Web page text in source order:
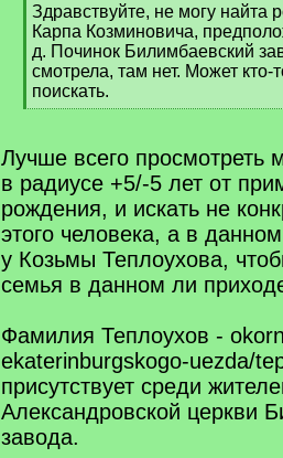
[
q
]
Здравствуйте, не могу найта
Карпа Козминовича,
д. Починок Билимбаевский
смотрела, там нет. Может кто-
поискать.
[
q
]
Лучше всего просмотреть
в радиусе +5/-5 лет от
рождения, и искать не
этого человека, а в
у Козьмы Теплоухова,
семья в данном ли
Фамилия Теплоухов -
ekaterinburgskogo-uezda/
присутствует среди
Александровской церкви
завода.